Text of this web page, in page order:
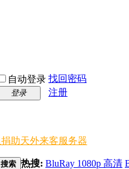
自动登录 找回密码
登录
注册
捐助天外来客服务器
搜索 热搜: BluRay 1080p 高清